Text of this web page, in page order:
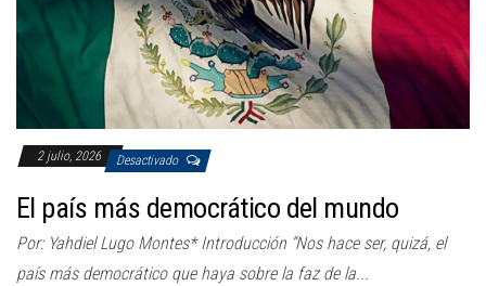
2 julio, 2026 Desactivado
El país más democrático del mundo
Por: Yahdiel Lugo Montes* Introducción “Nos hace ser, quizá, el
país más democrático que haya sobre la faz de la...